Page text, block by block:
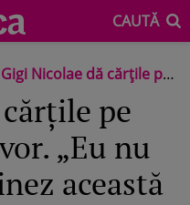
CAUTĂ
Gigi Nicolae dă cărțile pe față după Survivor. „Eu nu pot să-mi imaginez această chestie!” Ce spune despre Gabi Tamaș
pe
„Eu nu
această